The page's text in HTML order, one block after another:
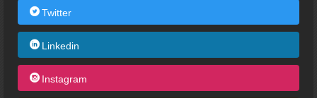
Twitter
Linkedin
Instagram